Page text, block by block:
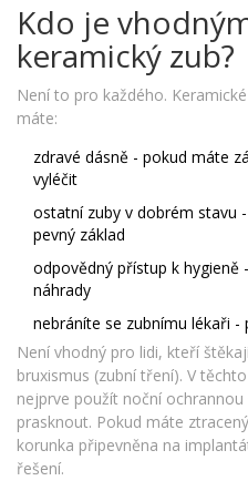
Kdo je
keramický zub?
Není to pro každého.
máte:
zdravé dásně - pokud máte
vyléčit
ostatní zuby v dobrém stavu
pevný základ
odpovědný přístup k
náhrady
nebráníte se zubnímu lékaři
Není vhodný pro lidi, kteří
bruxismus (zubní tření). V
nejprve použít noční
prasknout. Pokud máte
korunka připevněna na
řešení.